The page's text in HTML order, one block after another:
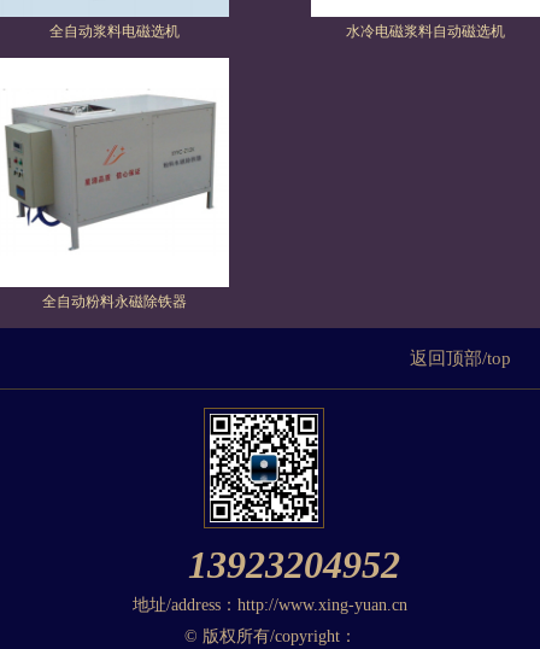
全自动浆料电磁选机 水冷电磁浆料自动磁选机
全自动粉料永磁除铁器
返回顶部/top
13923204952
地址/address：http://www.xing-yuan.cn
© 版权所有/copyright：